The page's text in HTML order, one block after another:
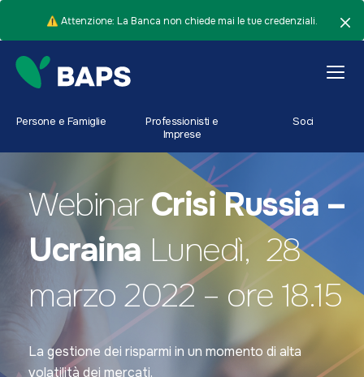
⚠️ Attenzione: La Banca non chiede mai le tue credenziali.
Persone e Famiglie
Professionisti e
Imprese
Soci
WebinarCrisi Russia –
Ucraina Lunedì, 28
marzo 2022 – ore 18.15
La gestione dei risparmi in un momento di alta
volatilità dei mercati.